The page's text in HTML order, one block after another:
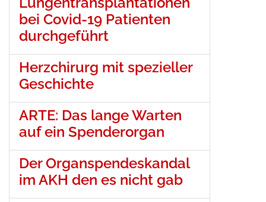
bei Covid-19 Patienten
durchgeführt
Herzchirurg mit spezieller
Geschichte
ARTE: Das lange Warten
auf ein Spenderorgan
Der Organspendeskandal
im AKH den es nicht gab